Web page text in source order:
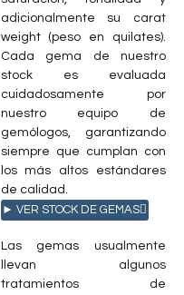
adicionalmente su carat
weight (peso en quilates).
Cada gema de nuestro
stock es evaluada
cuidadosamente por
nuestro equipo de
gemólogos, garantizando
siempre que cumplan con
los más altos estándares
de calidad.
► VER STOCK DE GEMAS
Las gemas usualmente
llevan algunos
tratamientos de